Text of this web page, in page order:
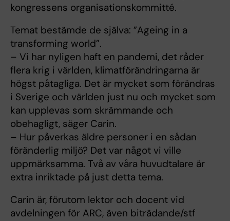
kongressens organisationskommitté.
Temat bestämde de själva: ”Ageing in a
transforming world”.
– Vi har nyligen haft en pandemi, det råder
flera krig i världen, klimatförändringarna är
högst påtagliga. Det är mycket som förändras
i Sverige och världen just nu och mycket som
kan upplevas som skrämmande och
obehagligt, säger Carin.
– Hur påverkas äldre personer i en sådan
föränderlig miljö? Det var något vi ville
uppmärksamma. Två av våra huvudtalare är
extra inriktade på just detta tema.
Carin är, förutom lektor och docent vid
avdelningen för ARC, även biträdande/stf